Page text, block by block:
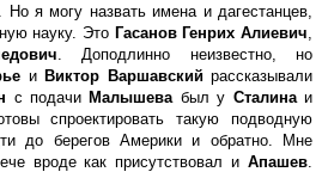
я могу назвать имена и дагестанцев,
науку. Это Гасанов Генрих Алиевич
. Доподлинно неизвестно, но
и Виктор Варшавскийрассказывали
с подачи Малышева был у Сталинаи
спроектировать такую подводную
до берегов Америки и обратно. Мне
вроде как присутствовал и Апашев